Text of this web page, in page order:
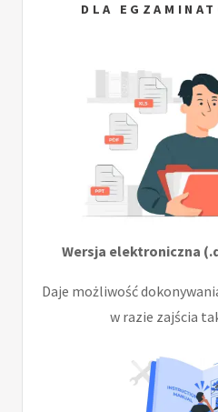
DLA
Wersja elektroniczna
Daje możliwość
w razie zajścia